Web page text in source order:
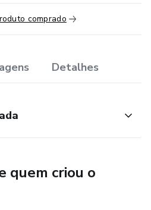
comprado
Detalhes
quem criou o